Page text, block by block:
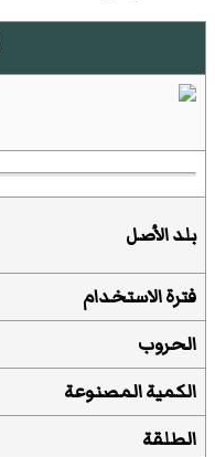
بلد الأصل
فترة الاستخدام
الحروب
الكمية المصنوعة
الطلقة